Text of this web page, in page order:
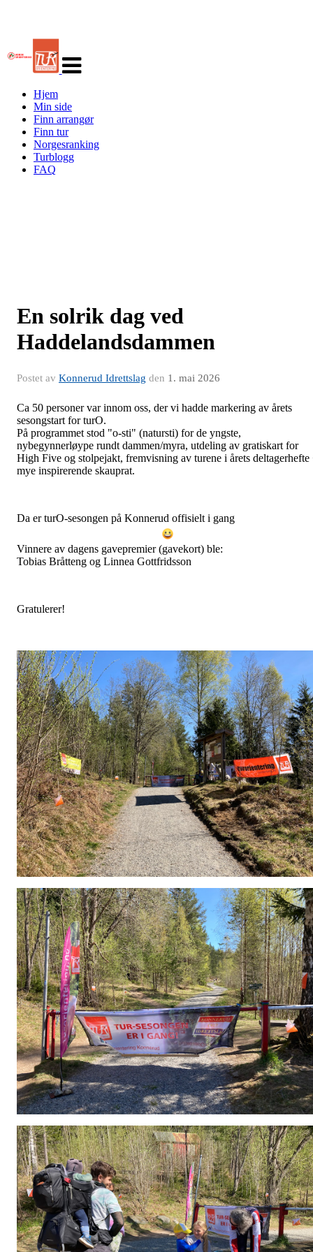
navigasjon
Hjem
Min side
Finn arrangør
Finn tur
Norgesranking
Turblogg
FAQ
En solrik dag ved
Haddelandsdammen
Postet av Konnerud Idrettslag den 1. mai 2026
Ca 50 personer var innom oss, der vi hadde markering av årets
sesongstart for turO.
På programmet stod "o-sti" (natursti) for de yngste,
nybegynnerløype rundt dammen/myra, utdeling av gratiskart for
High Five og stolpejakt, fremvisning av turene i årets deltagerhefte
mye inspirerende skauprat.
Da er turO-sesongen på Konnerud offisielt i gang
Vinnere av dagens gavepremier (gavekort) ble:
Tobias Bråtteng og Linnea Gottfridsson
Gratulerer!